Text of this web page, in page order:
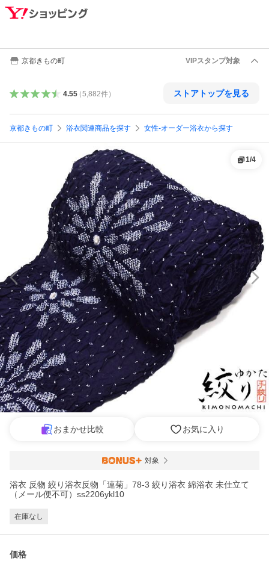
京都きもの町 VIPスタンプ対象
4.55（5,882件） ストアトップを見る
京都きもの町 浴衣関連商品を探す 女性-オーダー浴衣から探す
1/4
おまかせ比較 お気に入り
対象
浴衣 反物 絞り浴衣反物「連菊」78-3 絞り浴衣 綿浴衣 未仕立て
（メール便不可）ss2206ykl10
在庫なし
価格